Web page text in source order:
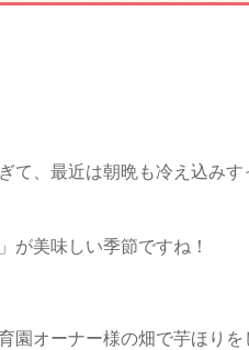
て、最近は朝晩も冷え込み
が美味しい季節ですね！
園オーナー様の畑で芋ほりを